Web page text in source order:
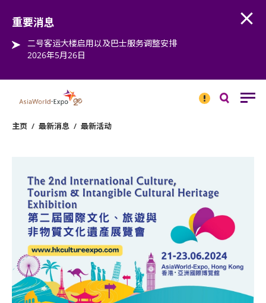
重要消息
二号客运大楼启用以及巴士服务调整安排
2026年5月26日
消息
主页 / 最新消息 / 最新活动